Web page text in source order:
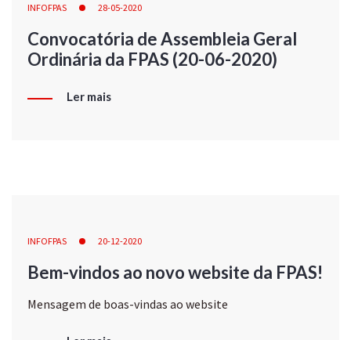
INFOFPAS 28-05-2020
Convocatória de Assembleia Geral
Ordinária da FPAS (20-06-2020)
Ler mais
INFOFPAS 20-12-2020
Bem-vindos ao novo website da FPAS!
Mensagem de boas-vindas ao website